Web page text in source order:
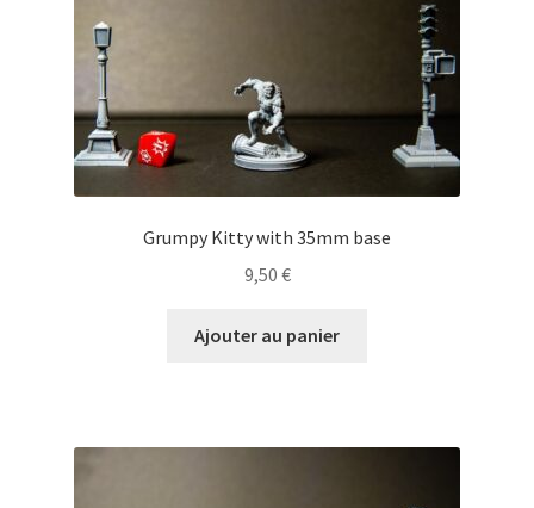
Grumpy Kitty with 35mm base
9,50 €
Ajouter au panier